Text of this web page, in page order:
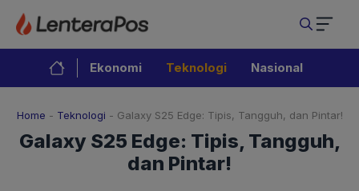
Langsung
isi
Ekonomi Teknologi Nasional
Home - Teknologi - Galaxy S25 Edge: Tipis, Tangguh, dan Pintar!
Galaxy S25 Edge: Tipis, Tangguh,
dan Pintar!